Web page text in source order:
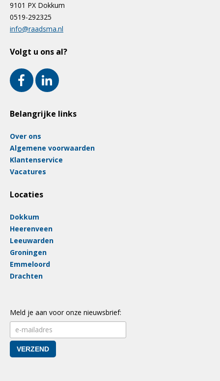
9101 PX Dokkum
0519-292325
info@raadsma.nl
Volgt u ons al?
Belangrijke links
Over ons
Algemene voorwaarden
Klantenservice
Vacatures
Locaties
Dokkum
Heerenveen
Leeuwarden
Groningen
Emmeloord
Drachten
Meld je aan voor onze nieuwsbrief: